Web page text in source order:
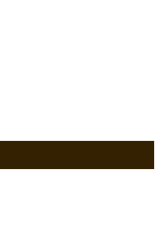
情节的，处五年以下有期徒刑或
出款额百分之二以上百分之十以
款罪直接负责的主管人员和其他
拘役。
司、企业债券募集办法或者虚假
下有期徒刑或者拘役，并处违法
款。
回出资。
不按时缴纳或者不交付货币或者
机关责令改正，并处虚假出资5%